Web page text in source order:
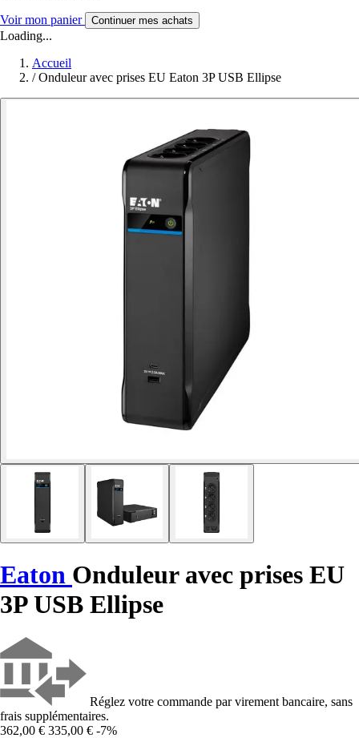
Voir mon panier Continuer mes achats
Loading...
Accueil
/ Onduleur avec prises EU Eaton 3P USB Ellipse
Eaton Onduleur avec prises EU
3P USB Ellipse
Réglez votre commande par virement bancaire, sans
frais supplémentaires.
362,00 € 335,00 € -7%